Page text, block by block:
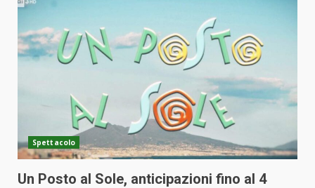
Spettacolo
Un Posto al Sole, anticipazioni fino al 4